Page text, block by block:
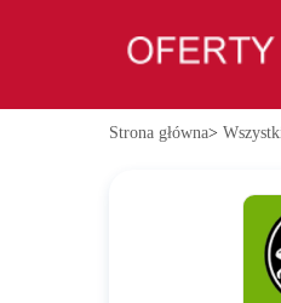
Strona główna>